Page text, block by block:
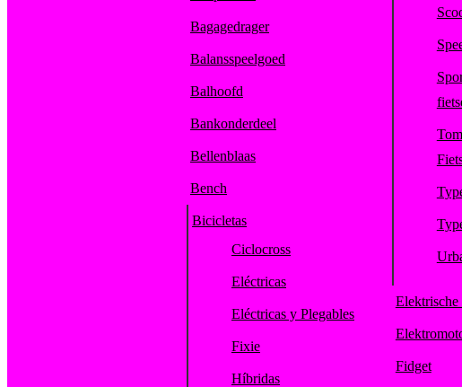
Bagagedrager
Balansspeelgoed
Balhoofd
Bankonderdeel
Bellenblaas
Bench
Bicicletas
Ciclocross
Eléctricas
Eléctricas y Plegables
Fixie
Híbridas
Elektrische
Fidget